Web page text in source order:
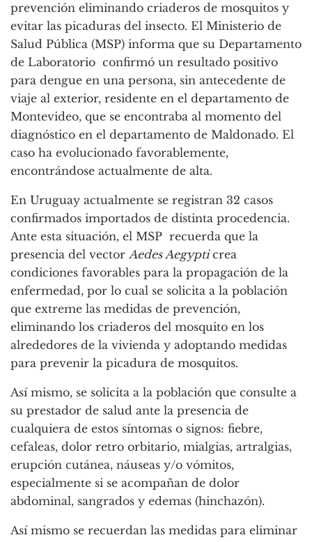
prevención eliminando criaderos de mosquitos y
evitar las picaduras del insecto. El Ministerio de
Salud Pública (MSP) informa que su Departamento
de Laboratorio confirmó un resultado positivo
para dengue en una persona, sin antecedente de
viaje al exterior, residente en el departamento de
Montevideo, que se encontraba al momento del
diagnóstico en el departamento de Maldonado. El
caso ha evolucionado favorablemente,
encontrándose actualmente de alta.
En Uruguay actualmente se registran 32 casos
confirmados importados de distinta procedencia.
Ante esta situación, el MSP recuerda que la
presencia del vector Aedes Aegypticrea
condiciones favorables para la propagación de la
enfermedad, por lo cual se solicita a la población
que extreme las medidas de prevención,
eliminando los criaderos del mosquito en los
alrededores de la vivienda y adoptando medidas
para prevenir la picadura de mosquitos.
Así mismo, se solicita a la población que consulte a
su prestador de salud ante la presencia de
cualquiera de estos síntomas o signos: fiebre,
cefaleas, dolor retro orbitario, mialgias, artralgias,
erupción cutánea, náuseas y/o vómitos,
especialmente si se acompañan de dolor
abdominal, sangrados y edemas (hinchazón).
Así mismo se recuerdan las medidas para eliminar